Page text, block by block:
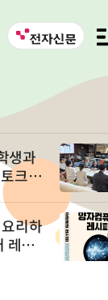
생과
크 in
리하
레시